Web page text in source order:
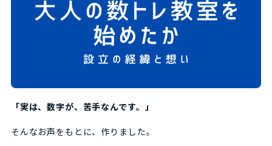
「実は、数字が、苦手なんです。」
そんなお声をもとに、作りました。